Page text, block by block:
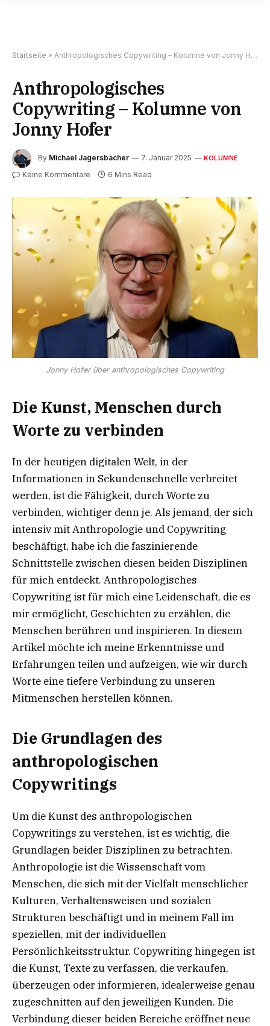
Startseite » Anthropologisches Copywriting – Kolumne von Jonny Hofer
Anthropologisches
Copywriting – Kolumne von
Jonny Hofer
By Michael Jagersbacher 7. Januar 2025 KOLUMNE
Keine Kommentare 6 Mins Read
Jonny Hofer über anthropologisches Copywriting
Die Kunst, Menschen durch
Worte zu verbinden
In der heutigen digitalen Welt, in der
Informationen in Sekundenschnelle verbreitet
werden, ist die Fähigkeit, durch Worte zu
verbinden, wichtiger denn je. Als jemand, der sich
intensiv mit Anthropologie und Copywriting
beschäftigt, habe ich die faszinierende
Schnittstelle zwischen diesen beiden Disziplinen
für mich entdeckt. Anthropologisches
Copywriting ist für mich eine Leidenschaft, die es
mir ermöglicht, Geschichten zu erzählen, die
Menschen berühren und inspirieren. In diesem
Artikel möchte ich meine Erkenntnisse und
Erfahrungen teilen und aufzeigen, wie wir durch
Worte eine tiefere Verbindung zu unseren
Mitmenschen herstellen können.
Die Grundlagen des
anthropologischen
Copywritings
Um die Kunst des anthropologischen
Copywritings zu verstehen, ist es wichtig, die
Grundlagen beider Disziplinen zu betrachten.
Anthropologie ist die Wissenschaft vom
Menschen, die sich mit der Vielfalt menschlicher
Kulturen, Verhaltensweisen und sozialen
Strukturen beschäftigt und in meinem Fall im
speziellen, mit der individuellen
Persönlichkeitsstruktur. Copywriting hingegen ist
die Kunst, Texte zu verfassen, die verkaufen,
überzeugen oder informieren, idealerweise genau
zugeschnitten auf den jeweiligen Kunden. Die
Verbindung dieser beiden Bereiche eröffnet neue